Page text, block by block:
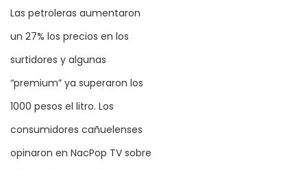
Las petroleras aumentaron
un 27% los precios en los
surtidores y algunas
“premium” ya superaron los
1000 pesos el litro. Los
consumidores cañuelenses
opinaron en NacPop TV sobre